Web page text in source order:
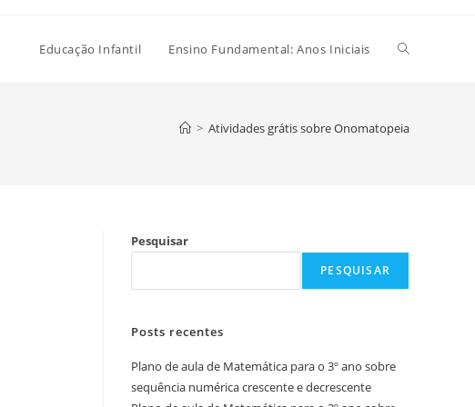
Educação Infantil Ensino Fundamental: Anos Iniciais Alternar
site
> Atividades grátis sobre Onomatopeia
Pesquisar
PESQUISAR
Posts recentes
Plano de aula de Matemática para o 3º ano sobre
sequência numérica crescente e decrescente